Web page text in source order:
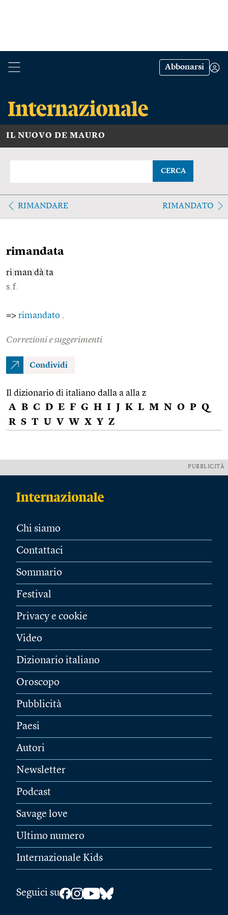
Abbonarsi
IL NUOVO DE MAURO
CERCA
RIMANDARE RIMANDATO
rimandata
ri man dà ta
s.f.
=> rimandato
Correzioni e suggerimenti
Condividi
Il dizionario di italiano dalla a alla z
A B C D E F G H I J K L M N O P Q
R S T U V W X Y Z
PUBBLICITÀ
Chi siamo
Contattaci
Sommario
Festival
Privacy e cookie
Video
Dizionario italiano
Oroscopo
Pubblicità
Paesi
Autori
Newsletter
Podcast
Savage love
Ultimo numero
Internazionale Kids
Seguici su